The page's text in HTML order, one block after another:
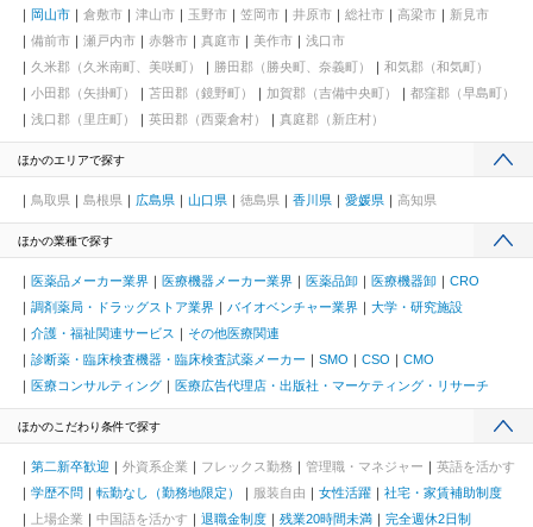
岡山市 倉敷市 津山市 玉野市 笠岡市 井原市 総社市 高梁市
新見市
備前市
瀬戸内市 赤磐市 真庭市 美作市
浅口市
久米郡（久米南町、美咲町）
勝田郡（勝央町、奈義町）
和気郡（和気町）
小田郡（矢掛町）
苫田郡（鏡野町） 加賀郡（吉備中央町）
都窪郡（早島町）
浅口郡（里庄町）
英田郡（西粟倉村） 真庭郡（新庄村）
ほかのエリアで探す
鳥取県 島根県 広島県 山口県 徳島県 香川県 愛媛県 高知県
ほかの業種で探す
医薬品メーカー業界 医療機器メーカー業界 医薬品卸 医療機器卸
CRO
調剤薬局・ドラッグストア業界
バイオベンチャー業界
大学・研究施設
介護・福祉関連サービス
その他医療関連
診断薬・臨床検査機器・臨床検査試薬メーカー
SMO CSO
CMO
医療コンサルティング
医療広告代理店・出版社・マーケティング・リサーチ
ほかのこだわり条件で探す
第二新卒歓迎 外資系企業 フレックス勤務 管理職・マネジャー
英語を活かす
学歴不問
転勤なし（勤務地限定） 服装自由 女性活躍
社宅・家賃補助制度
上場企業
中国語を活かす 退職金制度 残業20時間未満
完全週休2日制